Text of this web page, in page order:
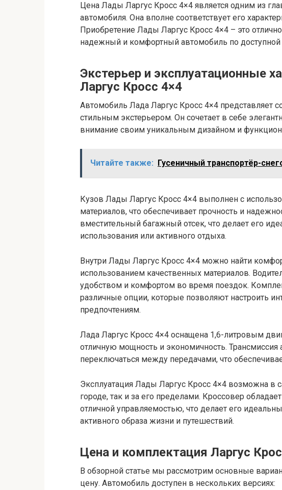
Цена Лады Ларгус Кросс 4×4 является одним из
автомобиля. Она вполне соответствует его
Приобретение Лады Ларгус Кросс 4×4 – это
надежный и комфортный автомобиль по доступной
Экстерьер и эксплуатационные
Ларгус Кросс 4×4
Автомобиль Лада Ларгус Кросс 4×4 представляет
стильным экстерьером. Он сочетает в себе
внимание своим уникальным дизайном и
Читайте также: Гусеничный транспортёр-
Кузов Лады Ларгус Кросс 4×4 выполнен с
материалов, что обеспечивает прочность и
вместительный багажный отсек, что делает его
использования или активного отдыха.
Внутри Лады Ларгус Кросс 4×4 можно найти
использованием качественных материалов.
удобством и комфортом во время поездок.
различные опции, которые позволяют настроить
предпочтениям.
Лада Ларгус Кросс 4×4 оснащена 1,6-литровым
отличную мощность и экономичность. Трансмиссия
переключаться между передачами, что
Эксплуатация Лады Ларгус Кросс 4×4 возможна в
городе, так и за его пределами. Кроссовер
отличной управляемостью, что делает его
активного образа жизни и путешествий.
Цена и комплектация Ларгус
В обзорной статье мы рассмотрим основные
цену. Автомобиль доступен в нескольких версиях: